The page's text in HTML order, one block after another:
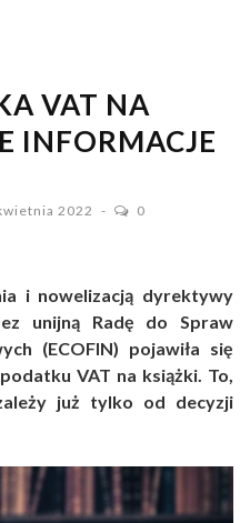
VAT NA
INFORMACJE
2022 0
i nowelizacją dyrektywy
unijną Radę do Spraw
(ECOFIN) pojawiła się
VAT na książki. To,
już tylko od decyzji